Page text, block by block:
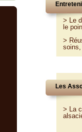
> Le
le
>
Les
> La